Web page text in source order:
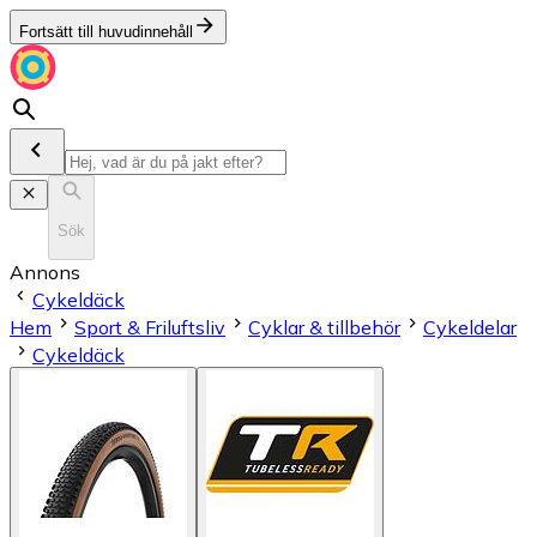
Fortsätt till huvudinnehåll
Sök
Annons
Cykeldäck
Hem
Sport & Friluftsliv Cyklar & tillbehör
Cykeldelar
Cykeldäck